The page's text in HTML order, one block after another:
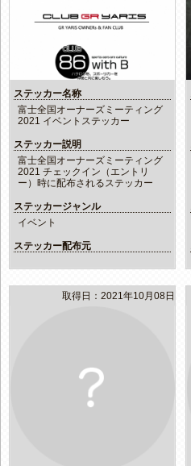
ステッカー名称
富士全国オーナーズミーティング
2021 イベントステッカー
ステッカー説明
富士全国オーナーズミーティング
2021 チェックイン（エントリ
ー）時に配布されるステッカー
ステッカージャンル
イベント
ステッカー配布元
取得日：2021年10月08日